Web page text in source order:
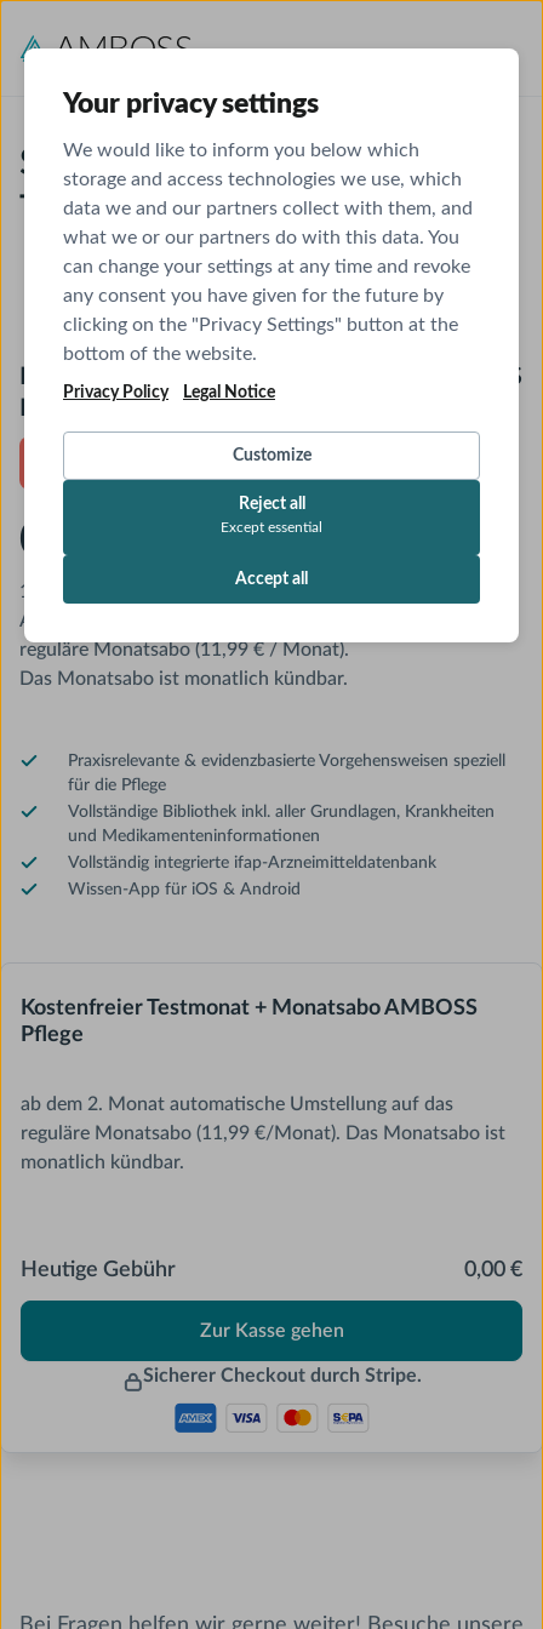
Your privacy settings
We would like to inform you below which
storage and access technologies we use, which
data we and our partners collect with them, and
what we or our partners do with this data. You
can change your settings at any time and revoke
any consent you have given for the future by
clicking on the "Privacy Settings" button at the
bottom of the website.
Privacy Policy Legal Notice
Customize
Reject all
Except essential
Accept all
Sichere dir deinen kostenfreien
Testmonat!
Kostenfreier Testmonat + Monatsabo AMBOSS
0,00 €
1. Monat kostenfrei (jederzeit kündbar).
Ab dem 2. Monat automatische Umstellung auf das
reguläre Monatsabo (11,99 € / Monat).
Das Monatsabo ist monatlich kündbar.
Praxisrelevante & evidenzbasierte Vorgehensweisen speziell
für die Pflege
Vollständige Bibliothek inkl. aller Grundlagen, Krankheiten
und Medikamenteninformationen
Vollständig integrierte ifap-Arzneimitteldatenbank
Wissen-App für iOS & Android
Kostenfreier Testmonat + Monatsabo AMBOSS
Pflege
ab dem 2. Monat automatische Umstellung auf das
reguläre Monatsabo (11,99 €/Monat). Das Monatsabo ist
monatlich kündbar.
Heutige Gebühr 0,00 €
Zur Kasse gehen
Sicherer Checkout durch Stripe.